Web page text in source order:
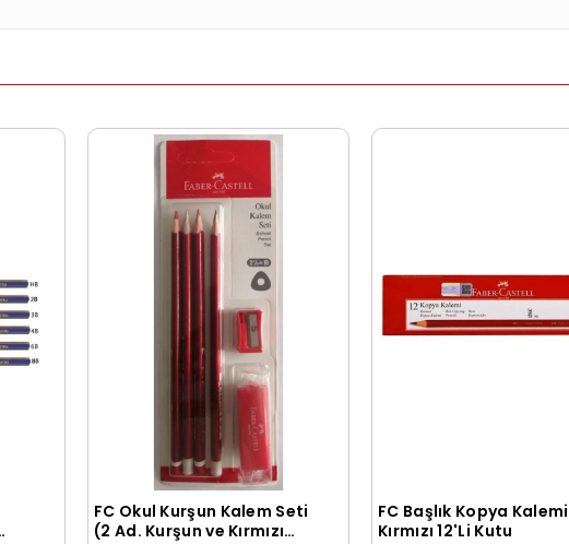
Sepete Ekle
FC Okul Kurşun Kalem Seti
(2 Ad. Kurşun ve Kırmızı
Sepete Ekle
FC Başlık Kopya Kalemi
Kırmızı 12'Li Kutu